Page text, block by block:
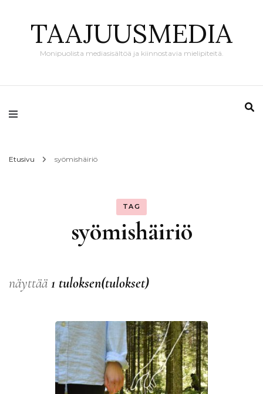
TAAJUUSMEDIA
Monipuolista mediasisältöä ja kiinnostavia mielipiteitä.
Etusivu syömishäiriö
TAG
syömishäiriö
näyttää 1 tuloksen(tulokset)